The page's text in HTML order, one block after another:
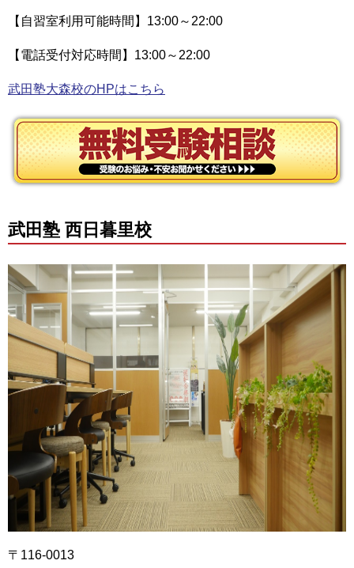
【自習室利用可能時間】13:00～22:00
【電話受付対応時間】13:00～22:00
武田塾大森校のHPはこちら
武田塾 西日暮里校
〒116-0013